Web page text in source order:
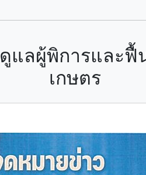
แลผู้พิการและ
เกษตร